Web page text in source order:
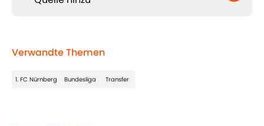
Verwandte Themen
1. FC Nürnberg Bundesliga Transfer